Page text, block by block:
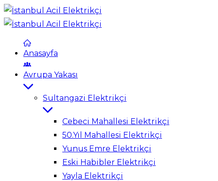
Anasayfa
Avrupa Yakası
Sultangazi Elektrikçi
Cebeci Mahallesi Elektrikçi
50.Yıl Mahallesi Elektrikçi
Yunus Emre Elektrikçi
Eski Habibler Elektrikçi
Yayla Elektrikçi